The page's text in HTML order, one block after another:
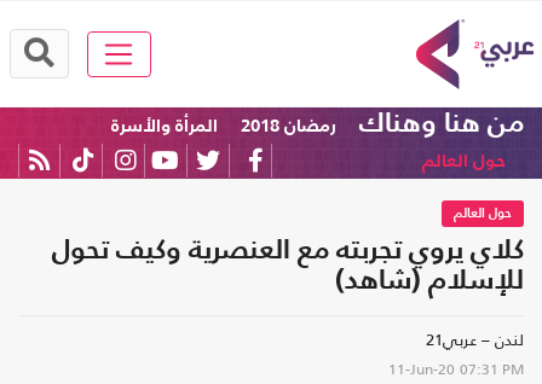
من هنا وهناك رمضان 2018
المرأة والأسرة
حول العالم
حول العالم
كلاي يروي تجربته مع العنصرية وكيف تحول
للإسلام (شاهد)
لندن – عربي21
11-Jun-20 07:31 PM